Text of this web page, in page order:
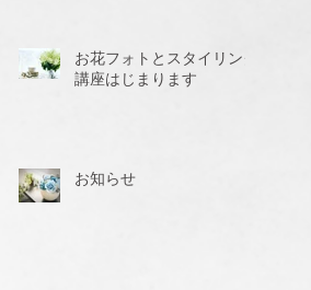
お花フォトとスタイリング
講座はじまります
お知らせ